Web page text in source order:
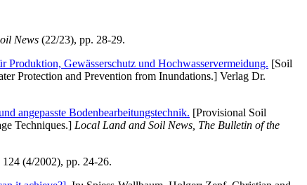
News (22/23), pp. 28-29.
Gewässerschutz und Hochwasservermeidung. [Soil
Protection and Prevention from Inundations.] Verlag Dr.
angepasste Bodenbearbeitungstechnik. [Provisional Soil
Techniques.] Local Land and Soil News, The Bulletin of the
124 (4/2002), pp. 24-26.